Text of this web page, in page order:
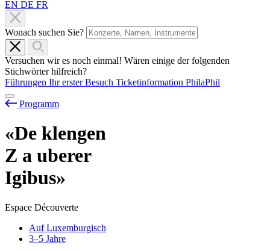
EN DE FR
Wonach suchen Sie?
Versuchen wir es noch einmal! Wären einige der folgenden
Stichwörter hilfreich?
Führungen Ihr erster Besuch Ticketinformation PhilaPhil
Programm
«De klengen
Z a uberer
Igibus»
Espace Découverte
Auf Luxemburgisch
3–5 Jahre